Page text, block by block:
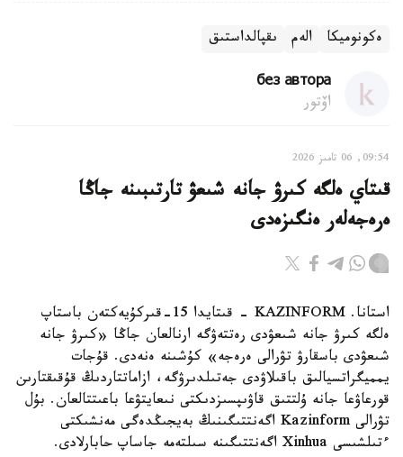
ەكونوميكا الەم ىقپالداستىق
без автора
اۆتور
09:54, 06 تامىز 2026
قىتاي ەلگە كىرۋ جانە شىعۋ تارتىبىنە جاڭا
ەرەجەلەر ەنگىزەدى
استانا. KAZINFORM - قىتايدا 15-قىركۇيەكتەن باستاپ
ەلگە كىرۋ جانە شىعۋدى رەتتەۋگە ارنالعان جاڭا «كىرۋ جانە
شىعۋدى باسقارۋ تۋرالى ەرەجە» كۇشىنە ەنەدى. قۇجات
يمميگراتسيالىق باقىلاۋدى جەتىلدىرۋگە، ازاماتتاردىڭ قۇقىقتارىن
قورعاۋعا جانە ۇلتتىق قاۋىپسىزدىكتى نىعايتۋعا باعىتتالعان. بۇل
تۋرالى Kazinform اگەنتتىگىنىڭ بەيجىڭدەگى مەنشىكتى
ءتىلشىسى Xinhua اگەنتتىگىنە سىلتەمە جاساپ حابارلادى.